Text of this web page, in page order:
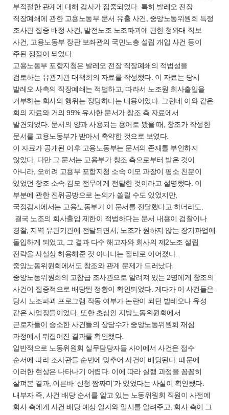
부적절한 관계에 대해 감사가 집중되었다. 특히 발레오 전장
직장폐쇄에 관한 고용노동부 문서 유출 사건, 중앙노동위원회 특정
조사관 집중 배정 사건, 발전노조 노조파괴에 관한 청와대 직보
사건, 고용노동부 장관 보좌관의 국민노총 설립 개입 사건 등이
주된 쟁점이 되었다.
고용노동부 포항지청은 발레오 전장 직장폐쇄의 적법성을
검토하는 유관기관 대책회의 자료를 작성했다. 이 자료는 당시
발레오 사측의 직장폐쇄는 적법하고, 따라서 노조원 회사출입을
거부하는 회사의 행위는 정당하다는 내용이었다. 그런데 이와 같은
회의 자료와 거의 99% 유사한 문서가 창조 측 자료에서
발견되었다. 문서의 양과 사용되는 용어로 봤을 때, 창조가 작성한
문서를 고용노동부가 받아서 축약한 것으로 보였다.
이 자료가 공개된 이후 고용노동부는 문서의 존재를 부인하지
않았다. 다만 그 문서는 고용부가 창조 측으로부터 받은 것이
아니라, 오히려 고용부 포항지청 소속 이모 과장이 평소 친분이
있었던 창조 소속 김모 전무에게 전달한 것이라고 설명했다. 이
부분에 관한 진위공방으로 논의가 쏠릴 수도 있었지만,
국정감사에서는 고용노동부가 이 문서를 전달했다고 하더라도,
결국 노조의 회사출입 제한이 적법하다는 문서 내용이 검찰이나
경찰, 지역 유관기관에 전달되면서, 노조가 원하지 않는 장기파업에
돌입하게 되었고, 그 결과 다수 해고자와 회사의 제2노조 설립
전략을 사실상 허용해준 것 아니냐는 질타로 이어졌다.
중앙노동위원회에서도 창조와 관계 문제가 드러났다.
중앙노동위원회의 고참급 조사관으로 알려져 있는 2명에게 창조의
사건이 집중적으로 배당된 정황이 확인되었다. 게다가 이 사건들은
당시 노조파괴 프로그램 작동 여부가 논란이 되던 발레오나 유성
같은 사업장들이었다. 또한 초심인 지방노동위원회에서
근로자들이 승소한 사건들의 상당수가 중앙노동위원회 재심
과정에서 뒤집어진 결과를 확인했다.
일반적으로 노동위원회 실무담당자들 사이에서 사건은 접수
순서에 따라 조사관들 순번에 맞추어 사건이 배당된다. 때문에
이러한 현상은 나타나기 어렵다. 이에 따라 실행 과정을 꼼꼼히
살펴본 결과, 이른바 ‘신청 짬짜미’가 있었다는 사실이 확인됐다.
내부자 즉, 사건 배당 순서를 알고 있는 노동위원회 직원이 사전에
회사 측에게 사건 배당 예상 일자와 일시를 알려주고, 회사 측이 그